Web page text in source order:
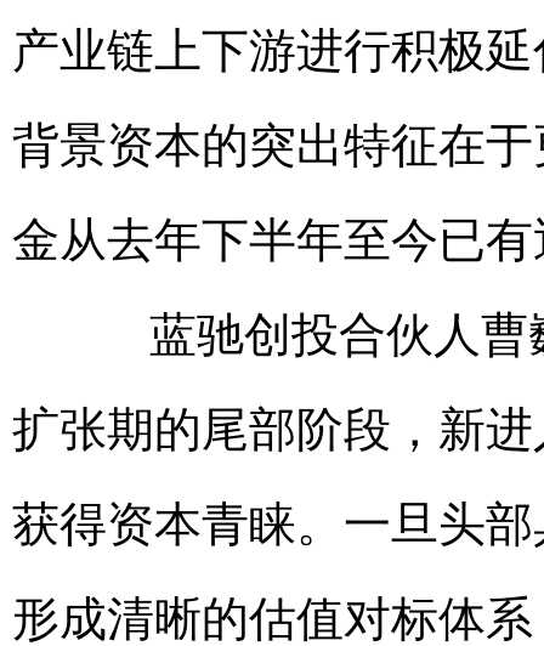
产业链上下游进行积极
背景资本的突出特征在
金从去年下半年至今已
蓝驰创投合伙人曹
扩张期的尾部阶段，新
获得资本青睐。一旦头
形成清晰的估值对标体